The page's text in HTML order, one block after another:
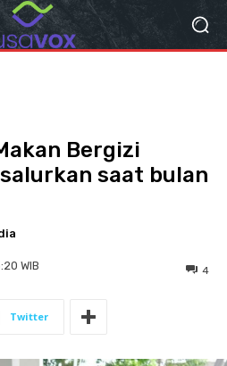
Bergizi
saat bulan
WIB 4
Twitter